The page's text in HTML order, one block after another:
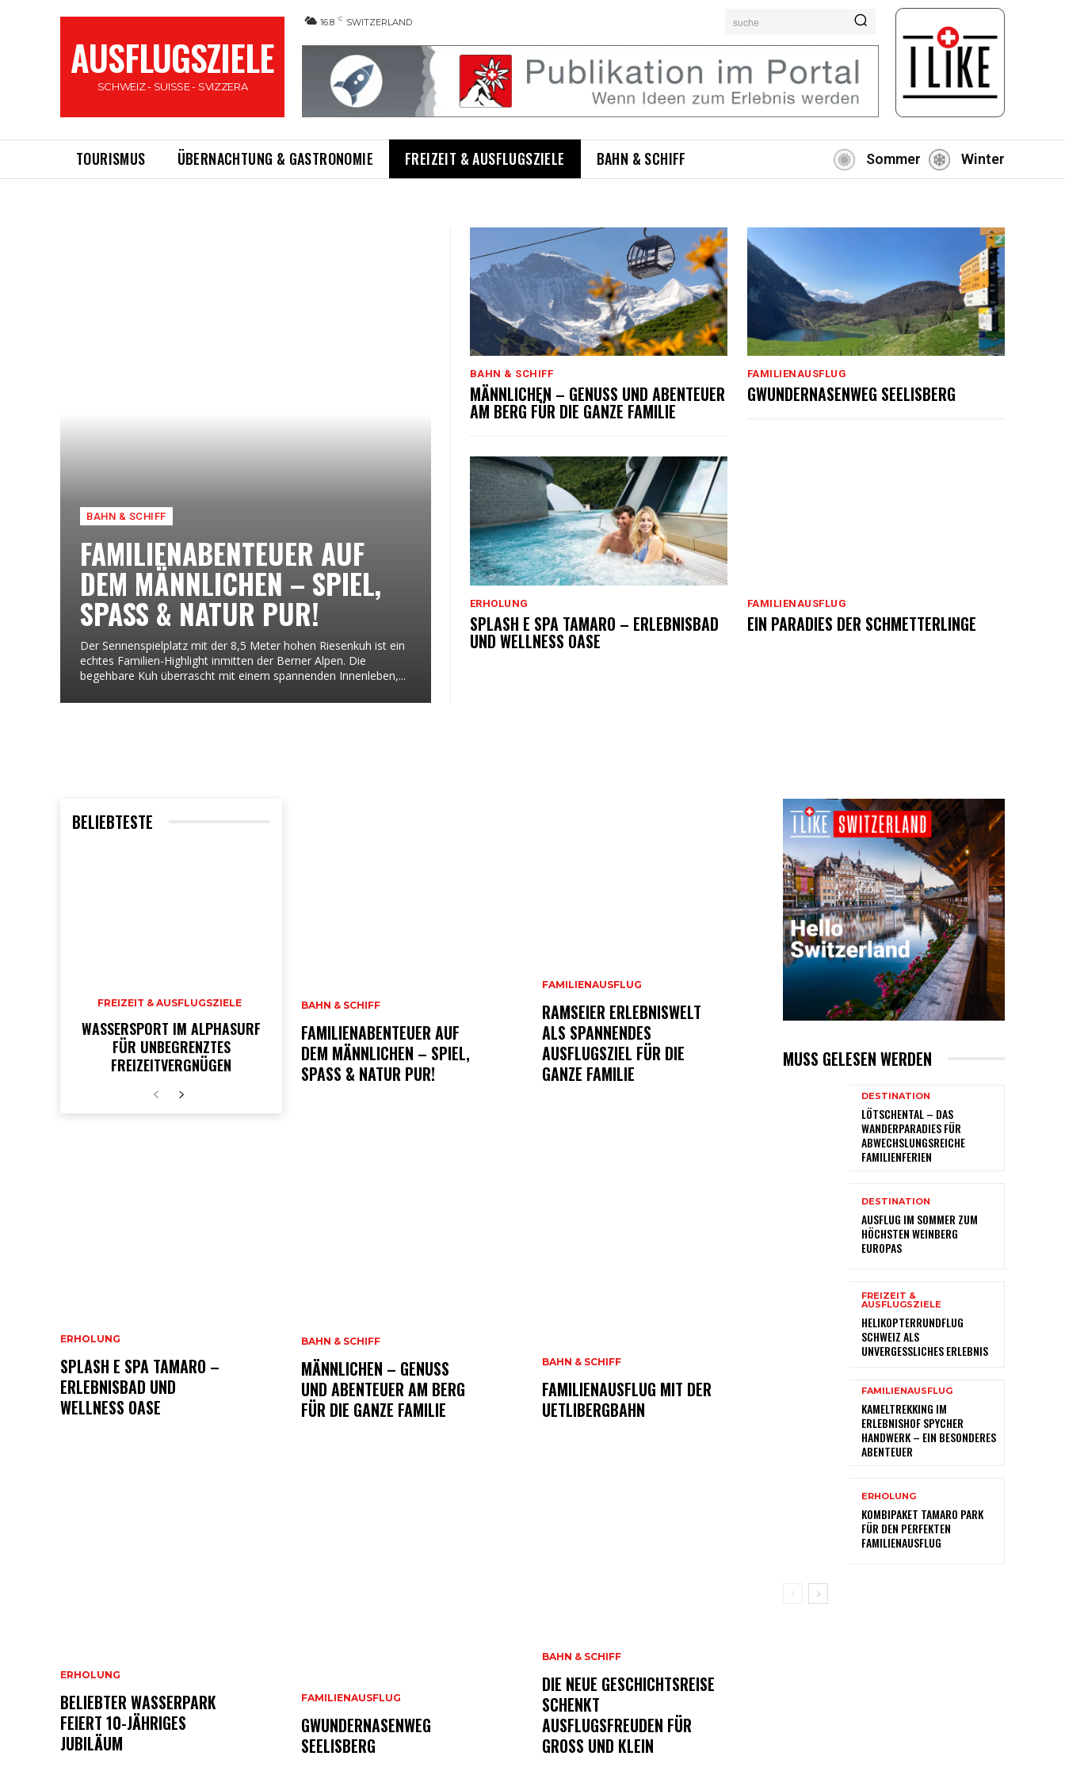
AUSFLUGSZIELE
SCHWEIZ - SUISSE - SVIZZERA
16.8 C SWITZERLAND suche
TOURISMUS ÜBERNACHTUNG & GASTRONOMIE FREIZEIT & AUSFLUGSZIELE BAHN & SCHIFF Sommer Winter
BAHN & SCHIFF
FAMILIENABENTEUER AUF
DEM MÄNNLICHEN – SPIEL,
SPASS & NATUR PUR!
Der Sennenspielplatz mit der 8,5 Meter hohen Riesenkuh ist ein
echtes Familien-Highlight inmitten der Berner Alpen. Die
begehbare Kuh überrascht mit einem spannenden Innenleben,...
BAHN & SCHIFF
MÄNNLICHEN – GENUSS UND ABENTEUER
AM BERG FÜR DIE GANZE FAMILIE
FAMILIENAUSFLUG
GWUNDERNASENWEG SEELISBERG
ERHOLUNG
SPLASH E SPA TAMARO – ERLEBNISBAD
UND WELLNESS OASE
FAMILIENAUSFLUG
EIN PARADIES DER SCHMETTERLINGE
BELIEBTESTE
FREIZEIT & AUSFLUGSZIELE
WASSERSPORT IM ALPHASURF
FÜR UNBEGRENZTES
FREIZEITVERGNÜGEN
ERHOLUNG
SPLASH E SPA TAMARO –
ERLEBNISBAD UND
WELLNESS OASE
ERHOLUNG
BELIEBTER WASSERPARK
FEIERT 10-JÄHRIGES
JUBILÄUM
BAHN & SCHIFF
FAMILIENABENTEUER AUF
DEM MÄNNLICHEN – SPIEL,
SPASS & NATUR PUR!
BAHN & SCHIFF
MÄNNLICHEN – GENUSS
UND ABENTEUER AM BERG
FÜR DIE GANZE FAMILIE
FAMILIENAUSFLUG
GWUNDERNASENWEG
SEELISBERG
FAMILIENAUSFLUG
RAMSEIER ERLEBNISWELT
ALS SPANNENDES
AUSFLUGSZIEL FÜR DIE
GANZE FAMILIE
BAHN & SCHIFF
FAMILIENAUSFLUG MIT DER
UETLIBERGBAHN
BAHN & SCHIFF
DIE NEUE GESCHICHTSREISE
SCHENKT
AUSFLUGSFREUDEN FÜR
GROSS UND KLEIN
MUSS GELESEN WERDEN
DESTINATION
LÖTSCHENTAL – DAS
WANDERPARADIES FÜR
ABWECHSLUNGSREICHE
FAMILIENFERIEN
DESTINATION
AUSFLUG IM SOMMER ZUM
HÖCHSTEN WEINBERG
EUROPAS
FREIZEIT &
AUSFLUGSZIELE
HELIKOPTERRUNDFLUG
SCHWEIZ ALS
UNVERGESSLICHES ERLEBNIS
FAMILIENAUSFLUG
KAMELTREKKING IM
ERLEBNISHOF SPYCHER
HANDWERK – EIN BESONDERES
ABENTEUER
ERHOLUNG
KOMBIPAKET TAMARO PARK
FÜR DEN PERFEKTEN
FAMILIENAUSFLUG